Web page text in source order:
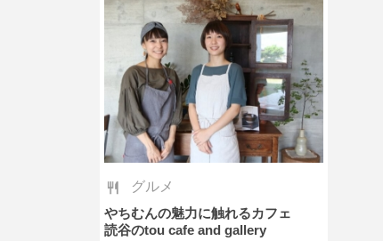
グルメ
やちむんの魅力に触れるカフェ
読谷のtou cafe and gallery